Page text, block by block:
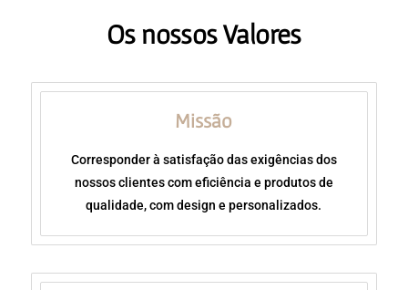
Os nossos Valores
Missão
Corresponder à satisfação das exigências dos
nossos clientes com eficiência e produtos de
qualidade, com design e personalizados.